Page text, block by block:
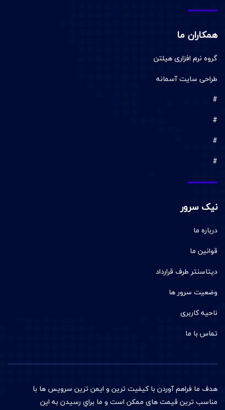
همکاران ما
گروه نرم افزاری هیلتن
طراحی سایت آسمانه
#
#
#
#
نیک سرور
درباره ما
قوانین ما
دیتاسنتر طرف قرارداد
وضعیت سرور ها
ناحیه کاربری
تماس با ما
هدف ما فراهم آوردن با کيفيت ترين و ایمن ترین سرويس ها با
مناسب ترين قيمت های ممکن است و ما براي رسیدن به اين